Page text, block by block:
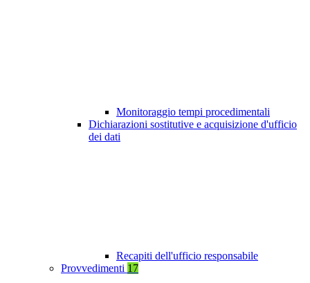
Monitoraggio tempi procedimentali
Dichiarazioni sostitutive e acquisizione d'ufficio
dei dati
Recapiti dell'ufficio responsabile
Provvedimenti 17